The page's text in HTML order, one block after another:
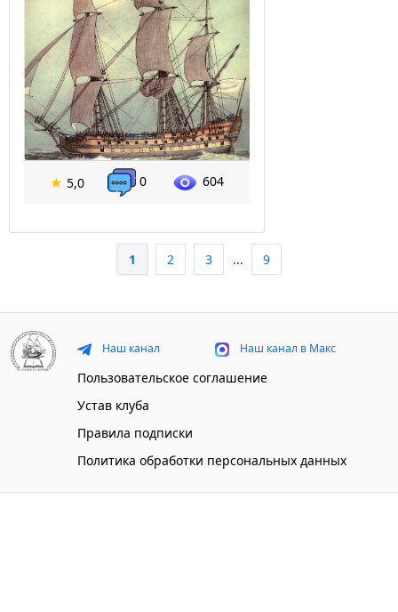
★ 5,0 0 604
1 2 3 ... 9
Наш канал Наш канал в Макс
Пользовательское соглашение
Устав клуба
Правила подписки
Политика обработки персональных данных